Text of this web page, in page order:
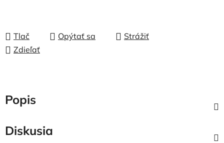
Tlač Opýtať sa
Strážiť
Zdieľať
Popis
Diskusia